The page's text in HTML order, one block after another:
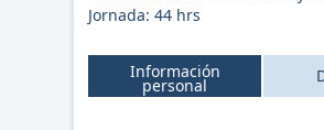
Jornada:44 hrs
Información
personal